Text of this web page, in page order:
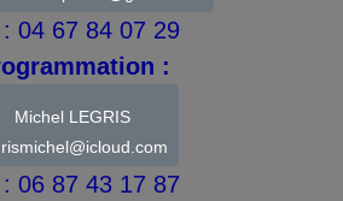
: 04 67 84 07 29
:
Michel LEGRIS
: 06 87 43 17 87